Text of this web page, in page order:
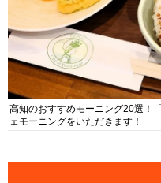
高知のおすすめモーニング20選！
ェモーニングをいただきます！